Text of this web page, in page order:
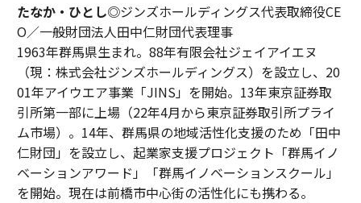
たなか・ひとし◎ジンズホールディングス代表取締役CE
O／一般財団法人田中仁財団代表理事
1963年群馬県生まれ。88年有限会社ジェイアイエヌ
（現：株式会社ジンズホールディングス）を設立し、20
01年アイウエア事業「JINS」を開始。13年東京証券取
引所第一部に上場（22年4月から東京証券取引所プライ
ム市場）。14年、群馬県の地域活性化支援のため「田中
仁財団」を設立し、起業家支援プロジェクト「群馬イノ
ベーションアワード」「群馬イノベーションスクール」
を開始。現在は前橋市中心街の活性化にも携わる。